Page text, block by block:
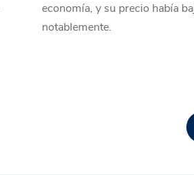
economía, y su precio había
notablemente.